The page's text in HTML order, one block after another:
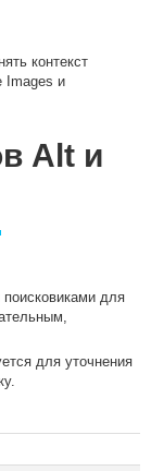
контекст
Images и
Alt и
поисковиками для
для уточнения